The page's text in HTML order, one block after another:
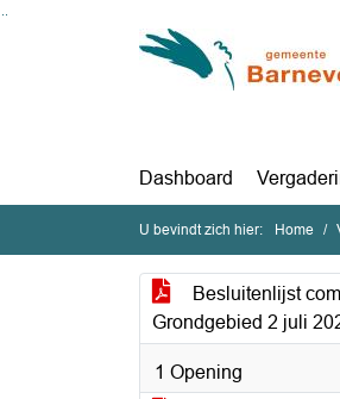
Ga naar de inhoud van deze pagina
Ga naar het zoeken
Dashboard
U bevindt zich hier: Home
Besluitenlijst
Grondgebied 2 juli
1 Opening